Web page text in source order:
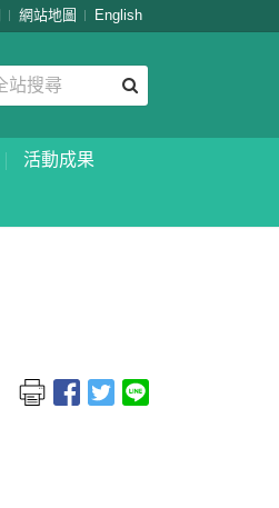
網站地圖 English
活動成果